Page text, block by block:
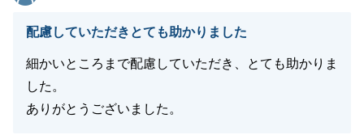
配慮していただきとても助かりました
細かいところまで配慮していただき、とても助かりま
した。
ありがとうございました。